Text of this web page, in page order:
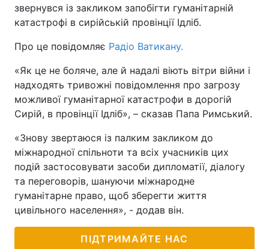
звернувся із закликом запобігти гуманітарній
катастрофі в сирійській провінції Ідліб.
Про це повідомляє Радіо Ватикану.
«Як це не боляче, але й надалі віють вітри війни і
надходять тривожні повідомлення про загрозу
можливої гуманітарної катастрофи в дорогій
Сирій, в провінції Ідліб», – сказав Папа Римський.
«Знову звертаюся із палким закликом до
міжнародної спільноти та всіх учасників цих
подій застосовувати засоби дипломатії, діалогу
та переговорів, шануючи міжнародне
гуманітарне право, щоб зберегти життя
цивільного населення», - додав він.
ПІДТРИМАЙТЕ НАС